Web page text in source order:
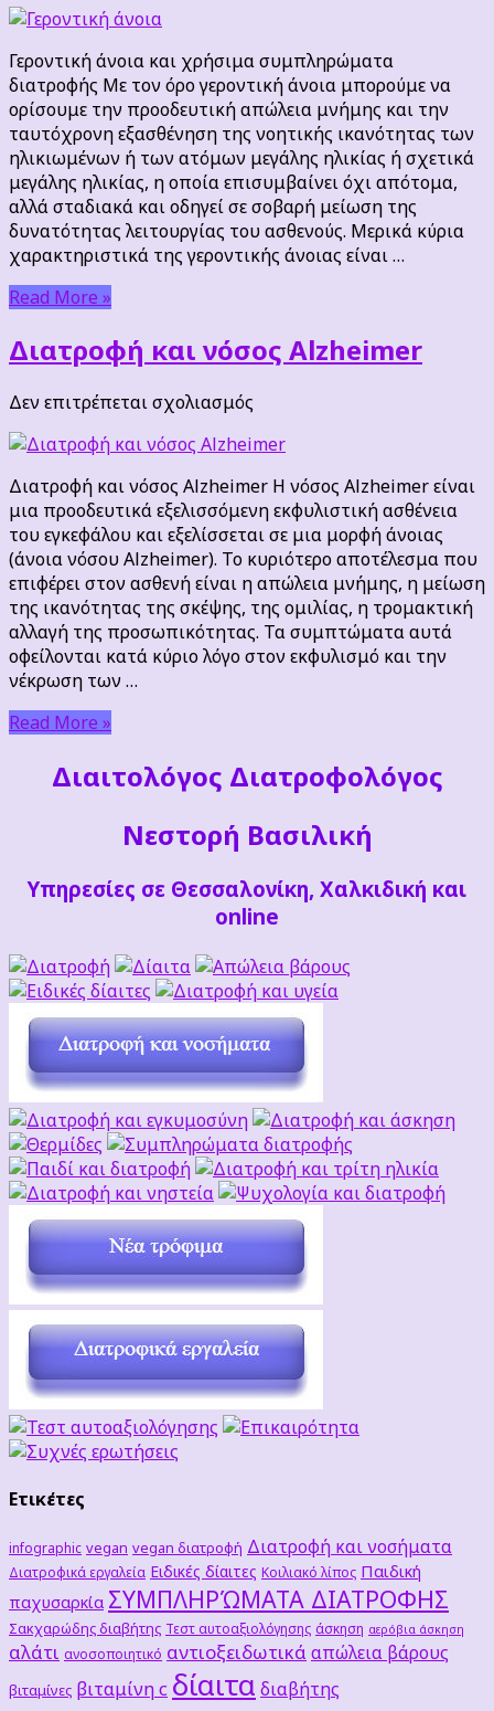
χρήσιμα
συμπληρώματα
διατροφής
Γεροντική άνοια και χρήσιμα συμπληρώματα
διατροφής Με τον όρο γεροντική άνοια μπορούμε να
ορίσουμε την προοδευτική απώλεια μνήμης και την
ταυτόχρονη εξασθένηση της νοητικής ικανότητας των
ηλικιωμένων ή των ατόμων μεγάλης ηλικίας ή σχετικά
μεγάλης ηλικίας, η οποία επισυμβαίνει όχι απότομα,
αλλά σταδιακά και οδηγεί σε σοβαρή μείωση της
δυνατότητας λειτουργίας του ασθενούς. Μερικά κύρια
χαρακτηριστικά της γεροντικής άνοιας είναι …
Read More »
Διατροφή και νόσος Alzheimer
Δεν επιτρέπεται σχολιασμός
και
νόσος
Alzheimer
Διατροφή και νόσος Alzheimer Η νόσος Alzheimer είναι
μια προοδευτικά εξελισσόμενη εκφυλιστική ασθένεια
του εγκεφάλου και εξελίσσεται σε μια μορφή άνοιας
(άνοια νόσου Alzheimer). Το κυριότερο αποτέλεσμα που
επιφέρει στον ασθενή είναι η απώλεια μνήμης, η μείωση
της ικανότητας της σκέψης, της ομιλίας, η τρομακτική
αλλαγή της προσωπικότητας. Τα συμπτώματα αυτά
οφείλονται κατά κύριο λόγο στον εκφυλισμό και την
νέκρωση των …
Read More »
Διαιτoλόγος Διατροφολόγος
Νεστορή Βασιλική
Υπηρεσίες σε Θεσσαλονίκη, Χαλκιδική και
online
Ετικέτες
infographic vegan vegan διατροφή Διατροφή και νοσήματα
Διατροφικά εργαλεία Ειδικές δίαιτες Κοιλιακό λίπος Παιδική
παχυσαρκία ΣΥΜΠΛΗΡΏΜΑΤΑ ΔΙΑΤΡΟΦΗΣ
Σακχαρώδης διαβήτης Τεστ αυτοαξιολόγησης άσκηση αερόβια άσκηση
αλάτι ανοσοποιητικό αντιοξειδωτικά απώλεια βάρους
βιταμίνες βιταμίνη c δίαιτα διαβήτης